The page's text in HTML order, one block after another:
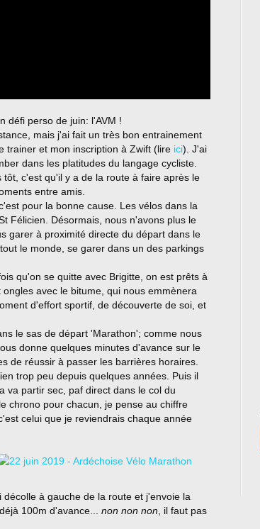
défi perso de juin: l'AVM !
mais j'ai fait un très bon entrainement
trainer et mon inscription à Zwift (lire ici). J'ai
dans les platitudes du langage cycliste.
c'est qu'il y a de la route à faire après le
entre amis.
pour la bonne cause. Les vélos dans la
Félicien. Désormais, nous n'avons plus le
garer à proximité directe du départ dans le
le monde, se garer dans un des parkings
qu'on se quitte avec Brigitte, on est prêts à
avec le bitume, qui nous emmènera
d'effort sportif, de découverte de soi, et
le sas de départ 'Marathon'; comme nous
donne quelques minutes d'avance sur le
de réussir à passer les barrières horaires.
trop peu depuis quelques années. Puis il
va partir sec, paf direct dans le col du
chrono pour chacun, je pense au chiffre
celui que je reviendrais chaque année
à gauche de la route et j'envoie la
100m d'avance... non non non , il faut pas